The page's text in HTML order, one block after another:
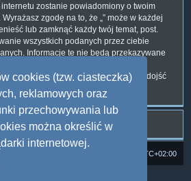
cookies (tzw. ciasteczka)
reklamowych oraz
przechowywania lub
można określić w
internetowej.
zostanie powiadomiony o twoim
zgodę na to, że „” może w każdej
lub zamknąć każdy twój temat, post.
wszystkich podanych przez ciebie
Informacje te nie będą przekazywane
do witryny, podczas których może dojść
UTC+02:00